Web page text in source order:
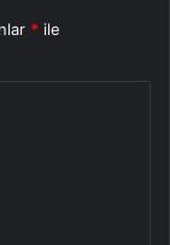
* ile